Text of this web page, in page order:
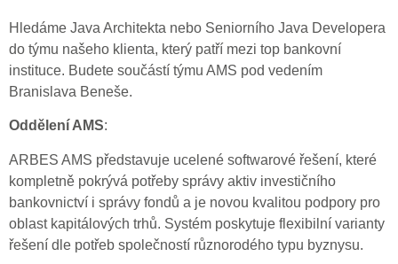
Hledáme Java Architekta nebo Seniorního Java Developera
do týmu našeho klienta, který patří mezi top bankovní
instituce. Budete součástí týmu AMS pod vedením
Branislava Beneše.
Oddělení AMS:
ARBES AMS představuje ucelené softwarové řešení, které
kompletně pokrývá potřeby správy aktiv investičního
bankovnictví i správy fondů a je novou kvalitou podpory pro
oblast kapitálových trhů. Systém poskytuje flexibilní varianty
řešení dle potřeb společností různorodého typu byznysu.